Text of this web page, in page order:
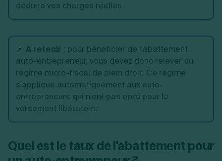
déduire vos charges réelles.
📌 À retenir : pour bénéficier de l'abattement
auto-entrepreneur, vous devez donc relever du
régime micro-fiscal de plein droit. Ce régime
s'applique automatiquement aux auto-
entrepreneurs qui n'ont pas opté pour le
versement libératoire.
Quel est le taux de l'abattement pour